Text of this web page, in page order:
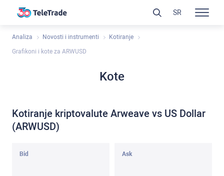
Analiza Novosti i instrumenti Kotiranje
Grafikoni i kote za ARWUSD
Kote
Kotiranje kriptovalute Arweave vs US Dollar
(ARWUSD)
Bid Ask
SR